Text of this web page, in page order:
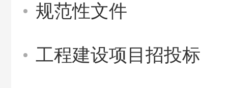
规范性文件
工程建设项目招投标